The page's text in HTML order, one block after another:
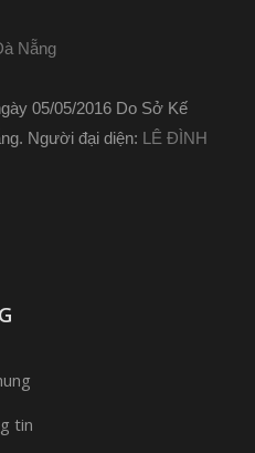
Nẵng
05/05/2016 Do Sở Kế
Người đại diện: LÊ ĐÌNH
tin